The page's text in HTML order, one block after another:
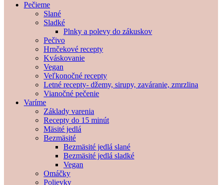
Pečieme
Slané
Sladké
Plnky a polevy do zákuskov
Pečivo
Hrnčekové recepty
Kváskovanie
Vegan
Veľkonočné recepty
Letné recepty- džemy, sirupy, zaváranie, zmrzlina
Vianočné pečenie
Varíme
Základy varenia
Recepty do 15 minút
Mäsité jedlá
Bezmäsité
Bezmäsité jedlá slané
Bezmäsité jedlá sladké
Vegan
Omáčky
Polievky